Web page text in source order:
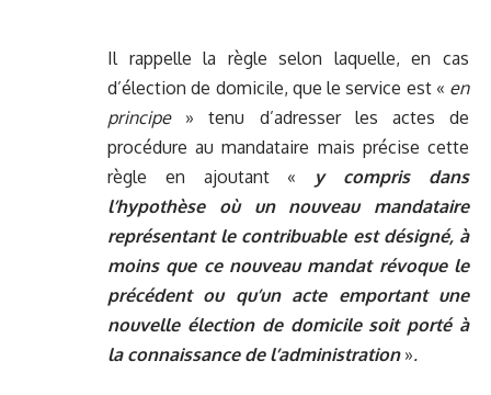
Il rappelle la règle selon laquelle, en cas
d’élection de domicile, que le service est « en
principe» tenu d’adresser les actes de
procédure au mandataire mais précise cette
règle en ajoutant « y compris dans
l’hypothèse où un nouveau mandataire
représentant le contribuable est désigné, à
moins que ce nouveau mandat révoque le
précédent ou qu’un acte emportant une
nouvelle élection de domicile soit porté à
la connaissance de l’administration».